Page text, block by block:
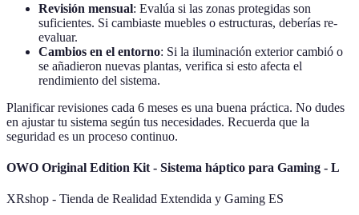
Revisión mensual: Evalúa si las zonas protegidas son
suficientes. Si cambiaste muebles o estructuras, deberías re-
evaluar.
Cambios en el entorno: Si la iluminación exterior cambió o
se añadieron nuevas plantas, verifica si esto afecta el
rendimiento del sistema.
Planificar revisiones cada 6 meses es una buena práctica. No dudes
en ajustar tu sistema según tus necesidades. Recuerda que la
seguridad es un proceso continuo.
OWO Original Edition Kit - Sistema háptico para Gaming - L
XRshop - Tienda de Realidad Extendida y Gaming ES